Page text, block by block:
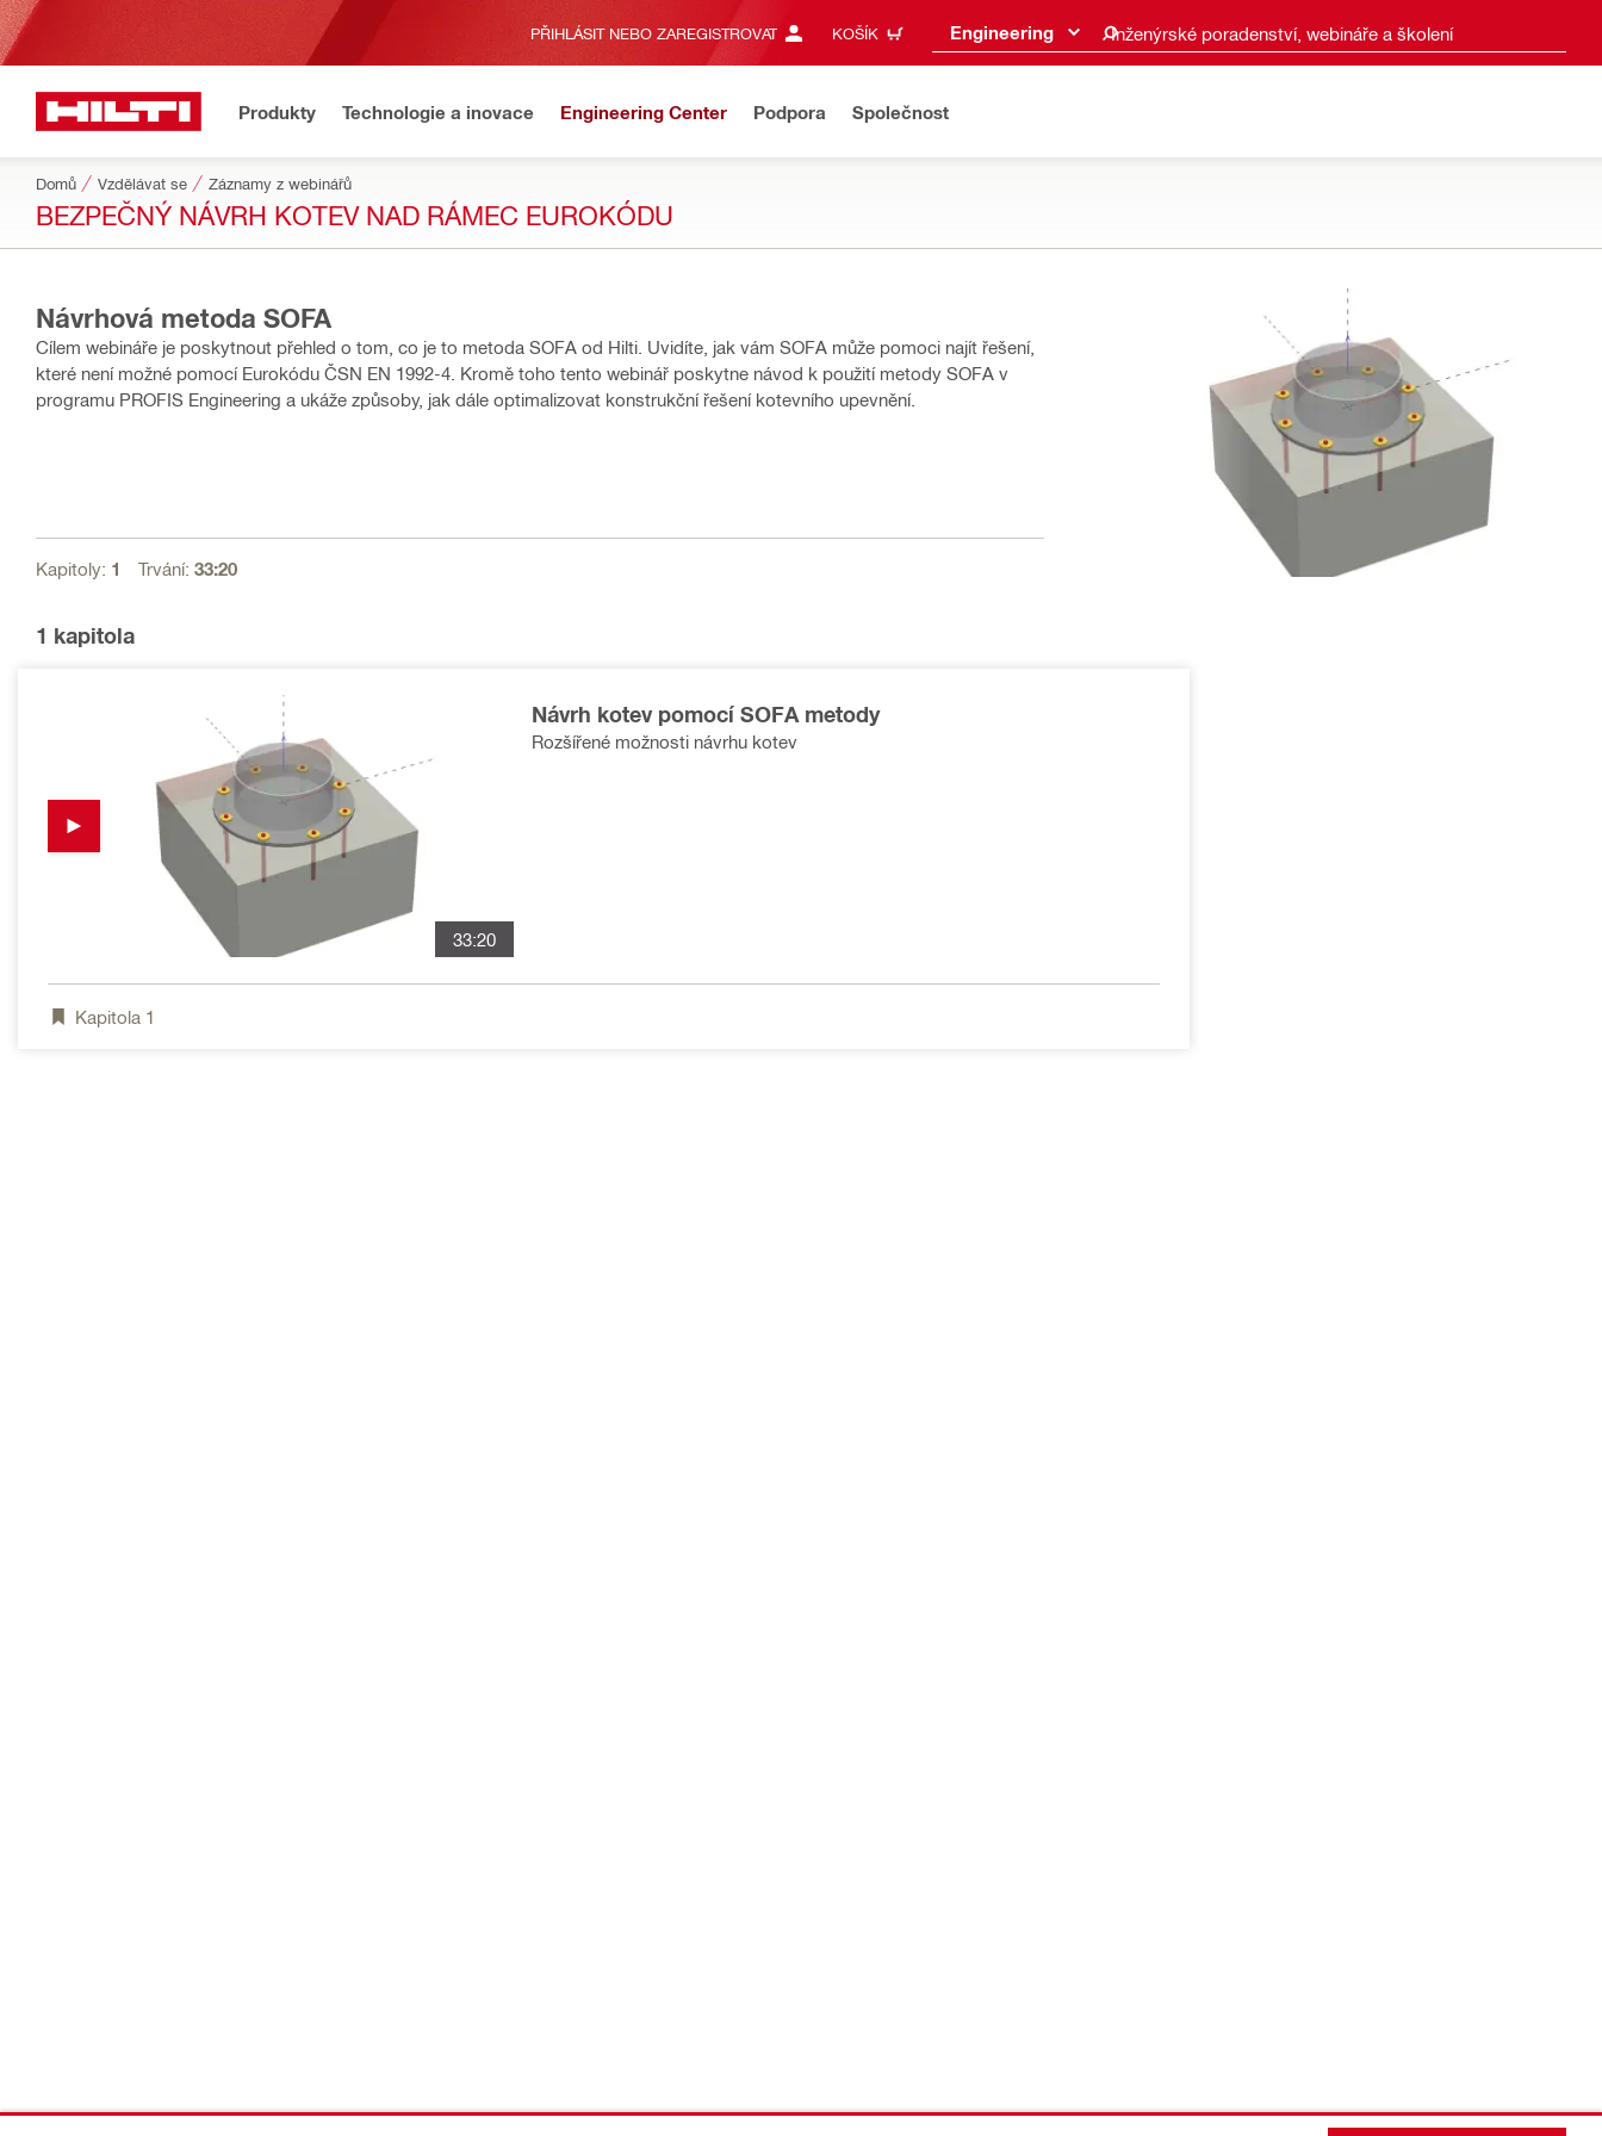
PŘIHLÁSIT NEBO ZAREGISTROVAT KOŠÍK Engineering Inženýrské poradenství, webináře a školení
Produkty Technologie a inovace Engineering Center Podpora Společnost
Domů Vzdělávat se Záznamy z webinářů
BEZPEČNÝ NÁVRH KOTEV NAD RÁMEC EUROKÓDU
Návrhová metoda SOFA
Cílem webináře je poskytnout přehled o tom, co je to metoda SOFA od Hilti. Uvidíte, jak vám SOFA může pomoci najít řešení,
které není možné pomocí Eurokódu ČSN EN 1992-4. Kromě toho tento webinář poskytne návod k použití metody SOFA v
programu PROFIS Engineering a ukáže způsoby, jak dále optimalizovat konstrukční řešení kotevního upevnění.
Kapitoly: 1 Trvání: 33:20
1 kapitola
33:20
Návrh kotev pomocí SOFA metody
Rozšířené možnosti návrhu kotev
Kapitola 1